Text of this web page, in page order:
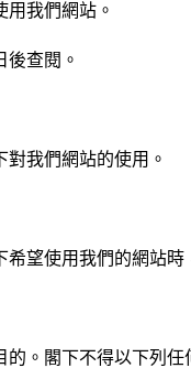
我們網站。
後查閱。
對我們網站的使用。
望使用我們的網站
。閣下不得以下列任